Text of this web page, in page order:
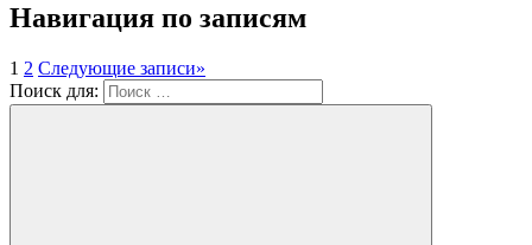
Навигация по записям
1 2 Следующие записи»
Поиск для: